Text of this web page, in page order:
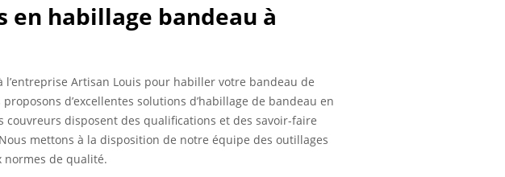
en habillage bandeau à
Artisan Louis pour habiller votre bandeau de
d’excellentes solutions d’habillage de bandeau en
disposent des qualifications et des savoir-faire
mettons à la disposition de notre équipe des outillages
de qualité.